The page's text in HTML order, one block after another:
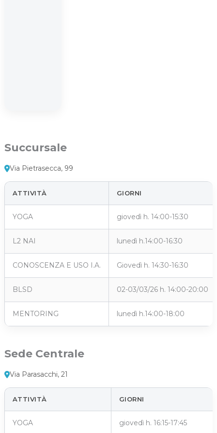
Succursale
Via Pietrasecca, 99
ATTIVITÀ GIORNI
YOGA giovedì h. 14:00-15:30
L2 NAI lunedì h.14:00-16:30
CONOSCENZA E USO I.A. Giovedì h. 14:30-16:30
BLSD 02-03/03/26 h. 14:00-20:00
MENTORING lunedì h.14:00-18:00
Sede Centrale
Via Parasacchi, 21
ATTIVITÀ GIORNI
YOGA giovedì h. 16:15-17:45